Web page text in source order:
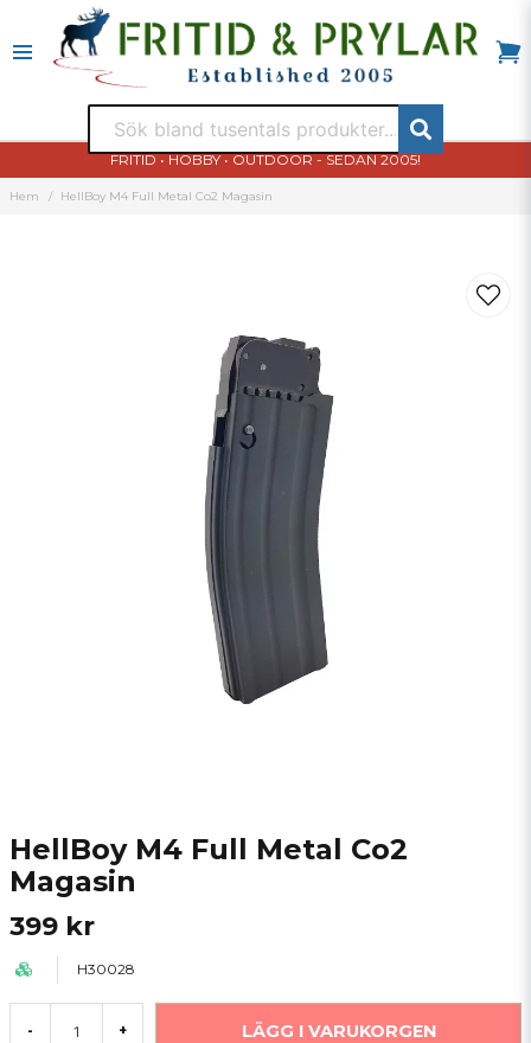
FRITID • HOBBY • OUTDOOR - SEDAN 2005!
Hem HellBoy M4 Full Metal Co2 Magasin
HellBoy M4 Full Metal Co2
Magasin
399 kr
H30028
- + LÄGG I VARUKORGEN